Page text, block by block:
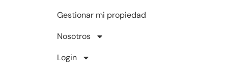
Gestionar mi propiedad
Nosotros
Login